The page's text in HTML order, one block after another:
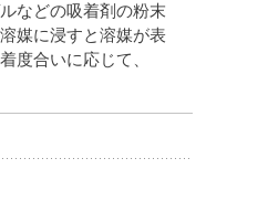
などの吸着剤の粉末
媒に浸すと溶媒が表
度合いに応じて、